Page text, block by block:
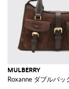
MULBERRY
Roxanne ダブルバ